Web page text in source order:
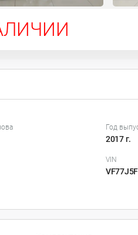
Год
2017 г.
VIN